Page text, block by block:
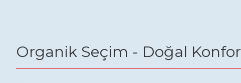
Organik Seçim - Doğal Konfor